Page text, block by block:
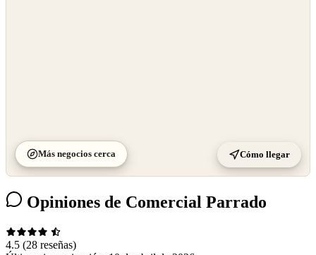
Más negocios cerca Cómo llegar
Opiniones de Comercial Parrado
4.5 (28 reseñas)